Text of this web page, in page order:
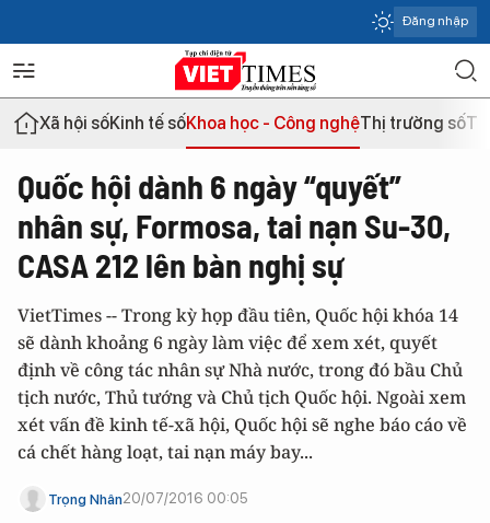
Đăng nhập
Xã hội sốKinh tế sốKhoa học - Công nghệThị trường số
Quốc hội dành 6 ngày “quyết”
nhân sự, Formosa, tai nạn Su-30,
CASA 212 lên bàn nghị sự
VietTimes -- Trong kỳ họp đầu tiên, Quốc hội khóa 14
sẽ dành khoảng 6 ngày làm việc để xem xét, quyết
định về công tác nhân sự Nhà nước, trong đó bầu Chủ
tịch nước, Thủ tướng và Chủ tịch Quốc hội. Ngoài xem
xét vấn đề kinh tế-xã hội, Quốc hội sẽ nghe báo cáo về
cá chết hàng loạt, tai nạn máy bay...
Trọng Nhân20/07/2016 00:05